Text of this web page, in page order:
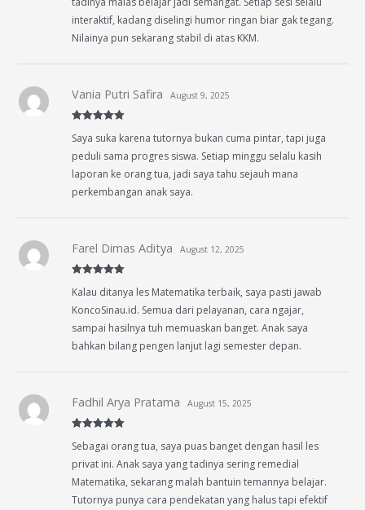
interaktif, kadang diselingi humor ringan biar gak tegang.
Nilainya pun sekarang stabil di atas KKM.
of 5
Vania Putri Safira August 9, 2025
Saya suka karena tutornya bukan cuma pintar, tapi juga
peduli sama progres siswa. Setiap minggu selalu kasih
laporan ke orang tua, jadi saya tahu sejauh mana
perkembangan anak saya.
of 5
Farel Dimas Aditya August 12, 2025
Kalau ditanya les Matematika terbaik, saya pasti jawab
KoncoSinau.id. Semua dari pelayanan, cara ngajar,
sampai hasilnya tuh memuaskan banget. Anak saya
bahkan bilang pengen lanjut lagi semester depan.
of 5
Fadhil Arya Pratama August 15, 2025
Sebagai orang tua, saya puas banget dengan hasil les
privat ini. Anak saya yang tadinya sering remedial
Matematika, sekarang malah bantuin temannya belajar.
Tutornya punya cara pendekatan yang halus tapi efektif